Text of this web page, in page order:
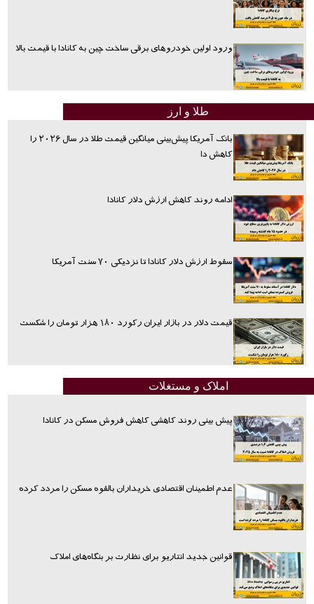
ورود اولین خودروهای برقی ساخت چین به کانادا با قیمت بالا
طلا و ارز
بانک آمریکا پیش‌بینی میانگین قیمت طلا در سال ۲۰۲۶ را
کاهش دا
ادامه روند کاهش ارزش دلار کانادا
سقوط ارزش دلار کانادا تا نزدیکی ۷۰ سنت آمریکا
قیمت دلار در بازار ایران رکورد ۱۸۰ هزار تومان را شکست
املاک و مستغلات
پیش بینی روند کاهشی کاهش فروش مسکن در کانادا
عدم اطمینان اقتصادی خریداران بالقوه مسکن را مردد کرده
قوانین جدید انتاریو برای نظارت بر بنگاه‌های املاک